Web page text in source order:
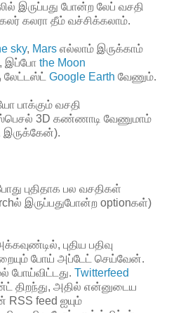
இருப்பது போன்ற லேப் வசதி
கலரா தீம் வச்சிக்கலாம்.
sky, Mars எல்லாம் இருக்காம்
இப்போ the Moon
லேட்டஸ்ட் Google Earth வேணும்.
பாக்கும் வசதி
ஸ்பெசல் 3D கண்ணாடி வேணுமாம்
இருக்கேன்).
புதிதாக பல வசதிகள்
இருப்பதுபோன்ற optionகள்)
புதிய பதிவு
போய் அப்டேட் செய்வேன்.
போய்விட்டது. Twitterfeed
திறந்து, அதில் என்னுடைய
RSS feed ஐயும்